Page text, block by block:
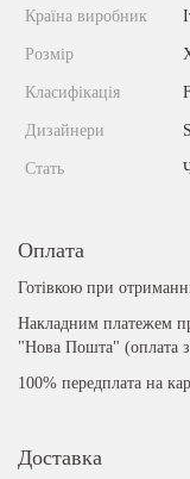
Країна виробник
Розмір
Класифікація
Дизайнери
Стать
Оплата
Готівкою при
Накладним платежем
"Нова Пошта" (оплата
100% передплата на
Доставка